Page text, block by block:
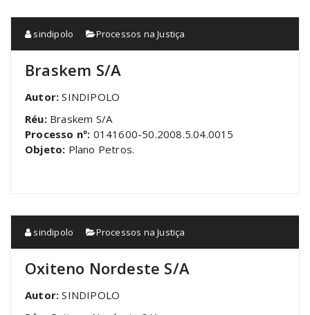
sindipolo Processos na Justiça
Braskem S/A
Autor: SINDIPOLO
Réu:Braskem S/A
Processo nº: 0141600-50.2008.5.04.0015
Objeto: Plano Petros.
sindipolo Processos na Justiça
Oxiteno Nordeste S/A
Autor: SINDIPOLO